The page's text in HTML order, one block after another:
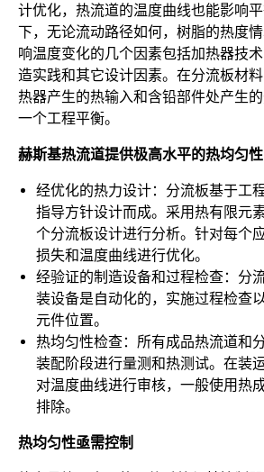
计优化，热流道的温度曲线也能影响
下，无论流动路径如何，树脂的热度
响温度变化的几个因素包括加热器技
造实践和其它设计因素。在分流板材
热器产生的热输入和含铅部件处产生
一个工程平衡。
赫斯基热流道提供极高水平的热均匀性
经优化的热力设计：分流板基于工
指导方针设计而成。采用热有限元
个分流板设计进行分析。针对每个
损失和温度曲线进行优化。
经验证的制造设备和过程检查：分
装设备是自动化的，实施过程检查
元件位置。
热均匀性检查：所有成品热流道和
装配阶段进行量测和热测试。在装
对温度曲线进行审核，一般使用热
排除。
热均匀性亟需控制